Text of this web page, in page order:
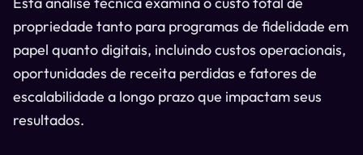
propriedade tanto para programas de fidelidade em
papel quanto digitais, incluindo custos operacionais,
oportunidades de receita perdidas e fatores de
escalabilidade a longo prazo que impactam seus
resultados.